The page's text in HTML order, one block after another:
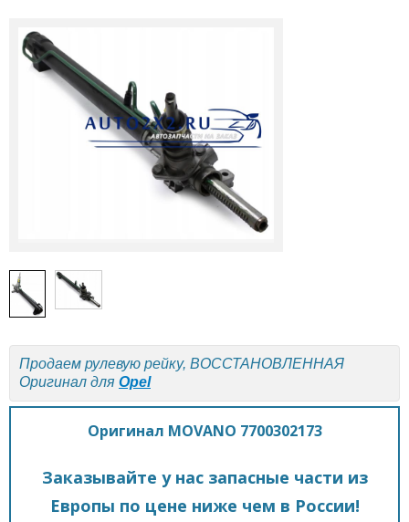
Продаем рулевую рейку, ВОССТАНОВЛЕННАЯ
Оригинал для Opel
Оригинал MOVANO 7700302173
Заказывайте у нас запасные части из
Европы по цене ниже чем в России!